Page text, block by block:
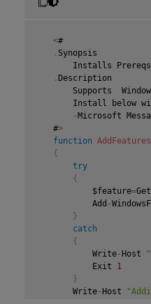
       Write
   $system
= gwmi
-not ( ( $system -
       Write
       Exit
}
# Start to install
Module
AddFeatures
AddFeatures
AddFeatures
AddFeatures( 'Web-
AddFeatures( 'Web-WMI'
AddFeatures
AddFeatures( 'Web-
<#
. Synopsis
       Installs Prereqs
. Description
Supports
Install below
-Microsoft
   #
>
function AddFeatures
{
try
{
           $feature
=Get
           Add
-
}
catch
{
           Write
-Host
           Exit
1
}
       Write
-Host